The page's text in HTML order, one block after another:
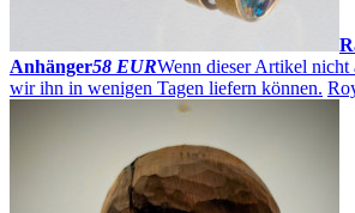
Anhänger58 EURWenn dieser Artikel nicht
wir ihn in wenigen Tagen liefern können.